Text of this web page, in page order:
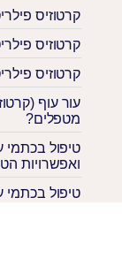
קרטוזיס
קרטוזיס
קרטוזיס
עור עוף
מטפלים?
טיפול בכתמי
ואפשרויות
טיפול בכתמי